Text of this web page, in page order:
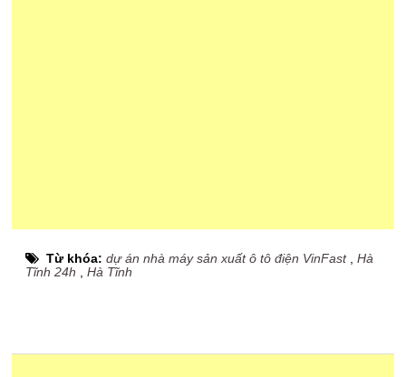
Từ khóa:dự án nhà máy sản xuất ô tô điện VinFast,Hà
Tĩnh 24h ,Hà Tĩnh